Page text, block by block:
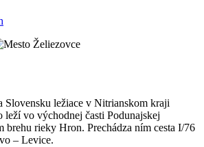
Slovensku ležiace v Nitrianskom kraji
leží vo východnej časti Podunajskej
brehu rieky Hron. Prechádza ním cesta I/76
– Levice.